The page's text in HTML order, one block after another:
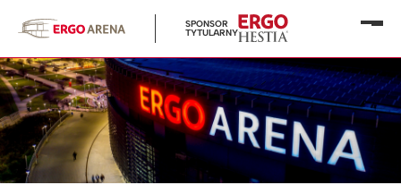
SPONSOR
TYTULARNY